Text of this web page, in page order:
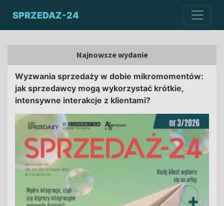
SPRZEDAZ-24
Najnowsze wydanie
Wyzwania sprzedaży w dobie mikromomentów:
jak sprzedawcy mogą wykorzystać krótkie,
intensywne interakcje z klientami?